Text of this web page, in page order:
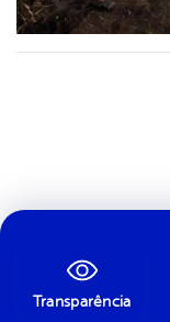
Transparência